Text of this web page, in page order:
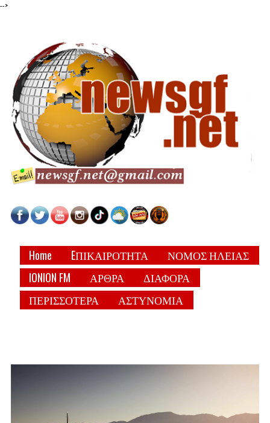
-->
Home EΠΙΚΑΙΡΟΤΗΤΑ
ΝΟΜΟΣ ΗΛΕΙΑΣ
IONION FM
ΑΡΘΡΑ
ΔΙΑΦΟΡΑ
ΠΕΡΙΣΣΟΤΕΡΑ
ΑΣΤΥΝΟΜΙΑ